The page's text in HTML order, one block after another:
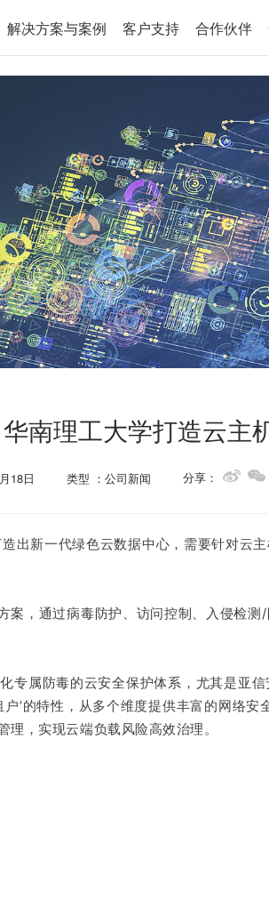
解决方案与案例 客户支持 合作伙伴
南理工大学打造云主
18日 类型 ：公司新闻 分享：
出新一代绿色云数据中心，需要针对云
，通过病毒防护、访问控制、入侵检
专属防毒的云安全保护体系，尤其是亚
’的特性，从多个维度提供丰富的网络
，实现云端负载风险高效治理。